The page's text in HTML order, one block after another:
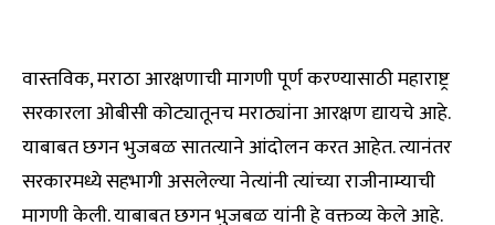
वास्तविक, मराठा आरक्षणाची मागणी पूर्ण करण्यासाठी महाराष्ट्र
सरकारला ओबीसी कोट्यातूनच मराठ्यांना आरक्षण द्यायचे आहे.
याबाबत छगन भुजबळ सातत्याने आंदोलन करत आहेत. त्यानंतर
सरकारमध्ये सहभागी असलेल्या नेत्यांनी त्यांच्या राजीनाम्याची
मागणी केली. याबाबत छगन भुजबळ यांनी हे वक्तव्य केले आहे.